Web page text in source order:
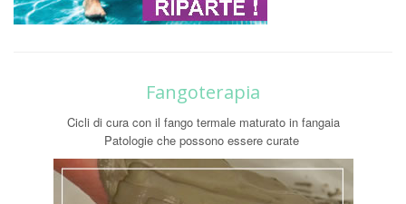
Fangoterapia
Cicli di cura con il fango termale maturato in fangaia
Patologie che possono essere curate